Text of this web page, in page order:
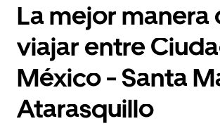
La mejor manera
viajar entre
México - Santa
Atarasquillo